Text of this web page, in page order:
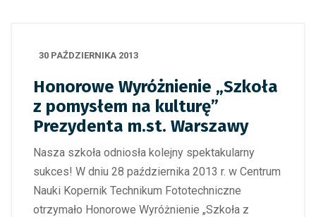
30 PAŹDZIERNIKA 2013
Honorowe Wyróżnienie „Szkoła
z pomysłem na kulturę”
Prezydenta m.st. Warszawy
Nasza szkoła odniosła kolejny spektakularny
sukces! W dniu 28 października 2013 r. w Centrum
Nauki Kopernik Technikum Fototechniczne
otrzymało Honorowe Wyróżnienie „Szkoła z